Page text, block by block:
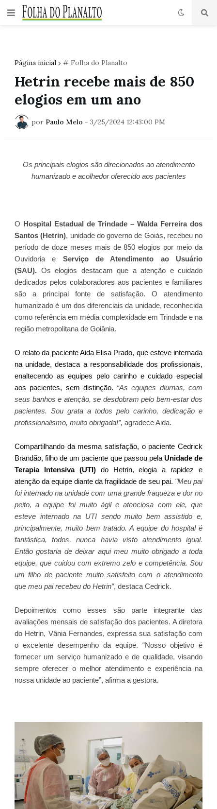
Página inicial # Folha do Planalto
Hetrin recebe mais de 850
elogios em um ano
por Paulo Melo - 3/25/2024 12:43:00 PM
Os principais elogios são direcionados ao atendimento
humanizado e acolhedor oferecido aos pacientes
O Hospital Estadual de Trindade – Walda Ferreira dos
Santos (Hetrin), unidade do governo de Goiás, recebeu no
período de doze meses mais de 850 elogios por meio da
Ouvidoria e Serviço de Atendimento ao Usuário
(SAU). Os elogios destacam que a atenção e cuidado
dedicados pelos colaboradores aos pacientes e familiares
são a principal fonte de satisfação. O atendimento
humanizado é um dos diferenciais da unidade, reconhecida
como referência em média complexidade em Trindade e na
região metropolitana de Goiânia.
O relato da paciente Aida Elisa Prado, que esteve internada
na unidade, destaca a responsabilidade dos profissionais,
enaltecendo as equipes pelo carinho e cuidado especial
aos pacientes, sem distinção. “As equipes diurnas, com
seus banhos e atenção, se desdobram pelo bem-estar dos
pacientes. Sou grata a todos pelo carinho, dedicação e
profissionalismo, muito obrigada!”, agradece Aida.
Compartilhando da mesma satisfação, o paciente Cedrick
Brandão, filho de um paciente que passou pela Unidade de
Terapia Intensiva (UTI)do Hetrin, elogia a rapidez e
atenção da equipe diante da fragilidade de seu pai. "Meu pai
foi internado na unidade com uma grande fraqueza e dor no
peito, a equipe foi muito ágil e atenciosa com ele, que
esteve internado na UTI sendo muito bem assistido e,
principalmente, muito bem tratado. A equipe do hospital é
fantástica, todos, nunca havia visto atendimento igual.
Então gostaria de deixar aqui meu muito obrigado a toda
equipe, que cuidou com extremo zelo e competência. Sou
um filho de paciente muito satisfeito com o atendimento
que meu pai recebeu do Hetrin”, destaca Cedrick.
Depoimentos como esses são parte integrante das
avaliações mensais de satisfação dos pacientes. A diretora
do Hetrin, Vânia Fernandes, expressa sua satisfação com
o excelente desempenho da equipe. “Nosso objetivo é
fornecer um serviço humanizado e de qualidade, visando
sempre oferecer o melhor atendimento e experiência na
nossa unidade ao paciente”, afirma a gestora.